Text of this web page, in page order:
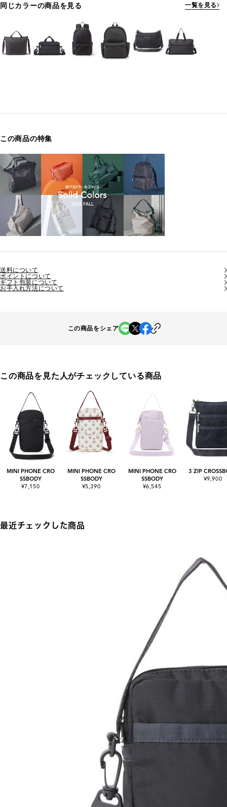
同じカラーの商品を見る 一覧を見る
この商品の特集
送料について
ポイントについて
ギフト包装について
お手入れ方法について
この商品をシェア
この商品を見た人がチェックしている商品
MINI PHONE CRO
SSBODY
¥7,150
MINI PHONE CRO
SSBODY
¥5,390
MINI PHONE CRO
SSBODY
¥6,545
3 ZIP
¥9,900
最近チェックした商品